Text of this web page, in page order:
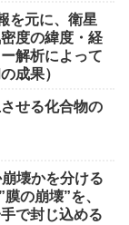
を元に、衛星
度の緯度・経
解析によって
成果）
せる化合物の
壊かを分ける
の崩壊”を、
で封じ込める